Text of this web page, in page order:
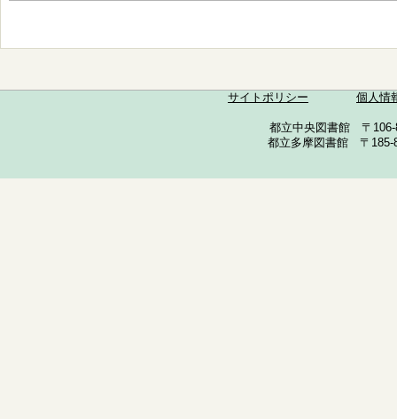
サイトポリシー 個人情
都立中央図書館 〒
都立多摩図書館 〒185-